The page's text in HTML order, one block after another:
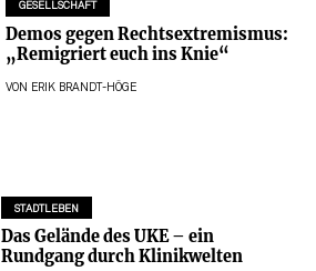
GESELLSCHAFT
Demos gegen Rechtsextremismus:
„Remigriert euch ins Knie“
VON ERIK BRANDT-HÖGE
STADTLEBEN
Das Gelände des UKE – ein
Rundgang durch Klinikwelten